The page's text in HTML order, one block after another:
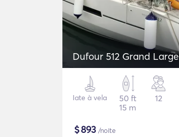
Dufour 512 Grand Large
Iate à vela
50 ft
15 m
12
$893 /noite